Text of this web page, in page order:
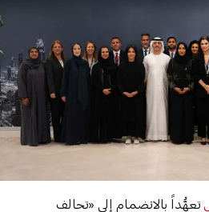
تعهُّداً بالانضمام إلى «تحالف